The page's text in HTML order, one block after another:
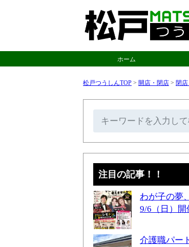
ホーム
松戸つうしんTOP > 開店・閉店 > 閉店
注目の記事！！
わが子の夢
9/6（日）開
介護職パー